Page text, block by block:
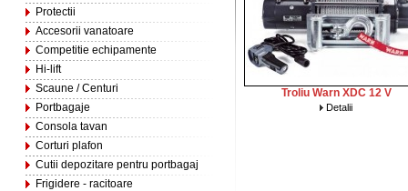
Protectii
Accesorii vanatoare
Competitie echipamente
Hi-lift
Scaune / Centuri
Portbagaje
Consola tavan
Corturi plafon
Cutii depozitare pentru portbagaj
Frigidere - racitoare
Troliu Warn XDC 12 V
Detalii